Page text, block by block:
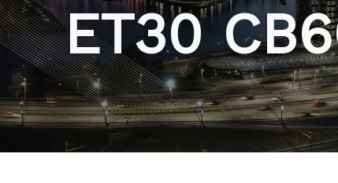
ET30